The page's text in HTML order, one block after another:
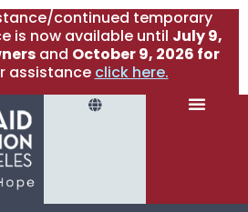
continued temporary
is now available until July 9,
and October 9, 2026 for
assistance click here.